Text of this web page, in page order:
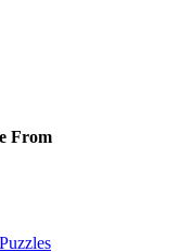
From